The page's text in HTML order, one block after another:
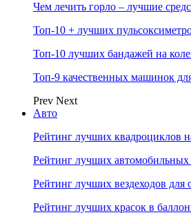
Чем лечить горло – лучшие
Топ-10 + лучших
Топ-10 лучших бандажей на
Топ-9 качественных машинок
Prev Next
Авто
Рейтинг лучших квадроциклов
Рейтинг лучших
Рейтинг лучших вездеходов
Рейтинг лучших красок в